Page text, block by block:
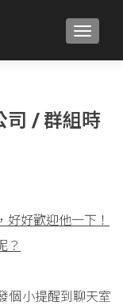
司 / 群組時
好歡迎他一下！
？
個小提醒到聊天室